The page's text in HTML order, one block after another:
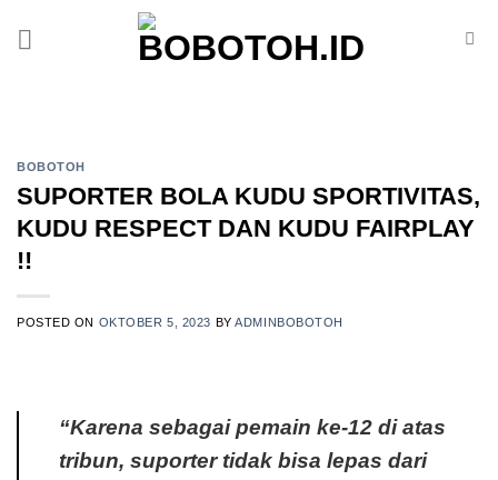
BOBOTOH
SUPORTER BOLA KUDU SPORTIVITAS,
KUDU RESPECT DAN KUDU FAIRPLAY
!!
POSTED ON OKTOBER 5, 2023 BYADMINBOBOTOH
“Karena sebagai pemain ke-12 di atas
tribun, suporter tidak bisa lepas dari